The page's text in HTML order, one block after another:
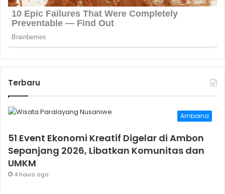
Terbaru
Amboina
51 Event Ekonomi Kreatif Digelar di Ambon
Sepanjang 2026, Libatkan Komunitas dan
UMKM
4 hours ago